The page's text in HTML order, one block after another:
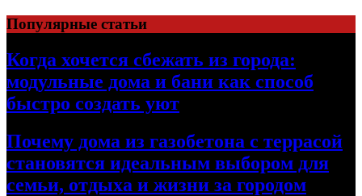
Перейти
к
содержимому
Популярные статьи
Когда хочется сбежать из города:
модульные дома и бани как способ
быстро создать уют
Почему дома из газобетона с террасой
становятся идеальным выбором для
семьи, отдыха и жизни за городом